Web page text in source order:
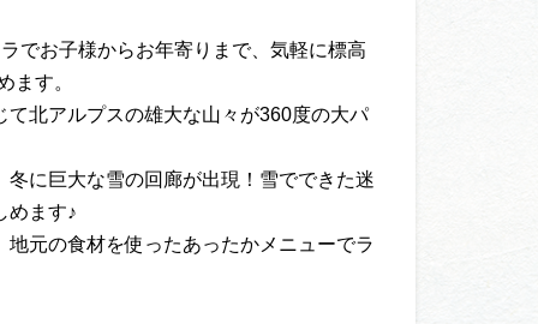
でお子様からお年寄りまで、気軽に標高
ます。
て北アルプスの雄大な山々が360度の大パ
冬に巨大な雪の回廊が出現！雪でできた迷
めます♪
元の食材を使ったあったかメニューでラ